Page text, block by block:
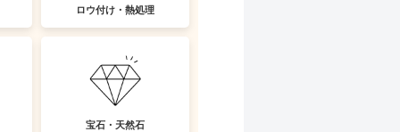
ロウ付け・熱処理
宝石・天然石